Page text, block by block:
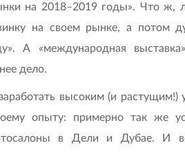
на 2018–2019 годы». Что ж,
на своем рынке, а потом
А «международная
дело.
высоким (и растущим!)
опыту: примерно так же
в Дели и Дубае. И